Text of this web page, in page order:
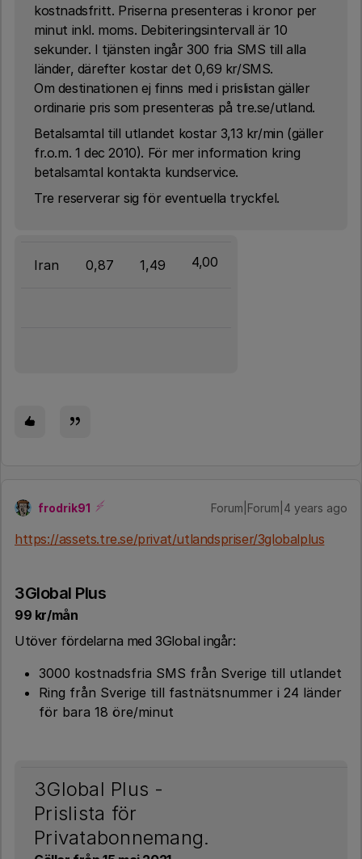
kostnadsfritt. Priserna presenteras i kronor per
minut inkl. moms. Debiteringsintervall är 10
sekunder. I tjänsten ingår 300 fria SMS till alla
länder, därefter kostar det 0,69 kr/SMS.
Om destinationen ej finns med i prislistan gäller
ordinarie pris som presenteras på tre.se/utland.
Betalsamtal till utlandet kostar 3,13 kr/min (gäller
fr.o.m. 1 dec 2010). För mer information kring
betalsamtal kontakta kundservice.
Tre reserverar sig för eventuella tryckfel.
Iran 0,87 1,49 4,00
frodrik91 Forum|Forum|4 years ago
https://assets.tre.se/privat/utlandspriser/3globalplus
3Global Plus
99 kr/mån
Utöver fördelarna med 3Global ingår:
3000 kostnadsfria SMS från Sverige till utlandet
Ring från Sverige till fastnätsnummer i 24 länder
för bara 18 öre/minut
3Global Plus -
Prislista för
Privatabonnemang.